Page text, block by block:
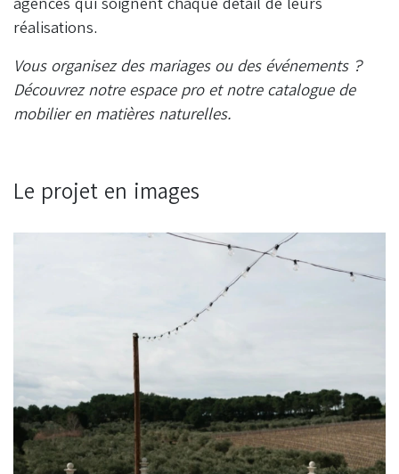
réalisations.
Vous organisez des mariages ou des événements ?
Découvrez notre espace pro et notre catalogue de
mobilier en matières naturelles.
Le projet en images